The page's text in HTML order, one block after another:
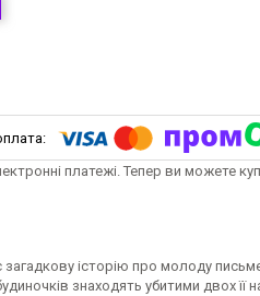
платежі. Тепер ви можете
історію про молоду
знаходять убитими двох її